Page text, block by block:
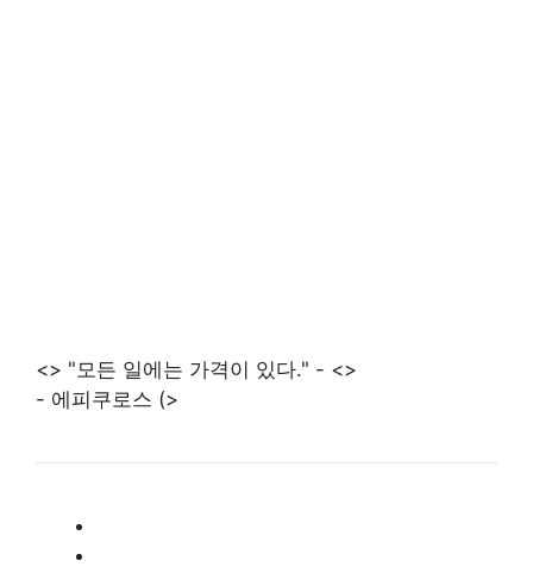
<> "모든 일에는 가격이 있다." - <>
- 에피쿠로스 (>